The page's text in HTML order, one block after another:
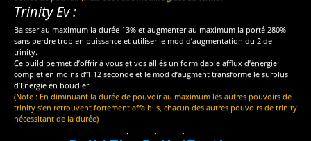
Trinity Ev :
Baisser au maximum la durée 13% et augmenter au maximum la porté 280%
sans perdre trop en puissance et utiliser le mod d’augmentation du 2 de
trinity.
Ce build permet d’offrir à vous et vos alliés un formidable afflux d’énergie
complet en moins d’1.12 seconde et le mod d’augment transforme le surplus
d’Energie en bouclier.
(Note : En diminuant la durée de pouvoir au maximum les autres pouvoirs de
trinity s’en retrouvent fortement affaiblis, chacun des autres pouvoirs de trinity
nécessitant de la durée)